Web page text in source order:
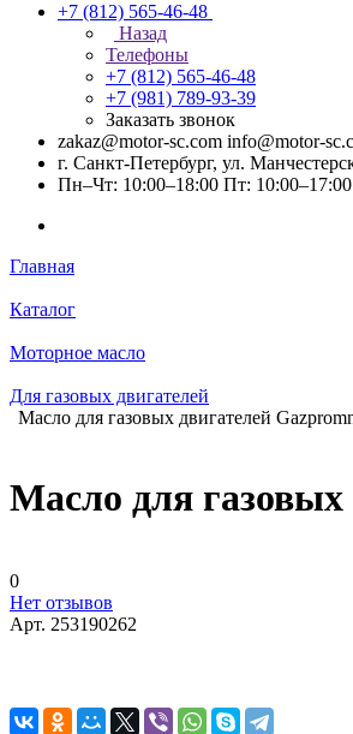
+7 (812) 565-46-48
Назад
Телефоны
+7 (812) 565-46-48
+7 (981) 789-93-39
Заказать звонок
zakaz@motor-sc.com info@motor-
г. Санкт-Петербург, ул.
Пн–Чт: 10:00–18:00 Пт:
Главная
Каталог
Моторное масло
Для газовых двигателей
Масло для газовых двигателей
Масло для газовых
0
Нет отзывов
Арт. 253190262